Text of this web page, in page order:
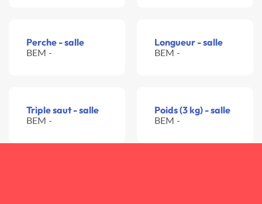
Perche - salle
BEM -
Longueur - salle
BEM -
Triple saut - salle
BEM -
Poids (3 kg) - salle
BEM -